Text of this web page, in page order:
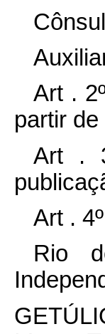
Art .
partir de
Art .
Art .
Rio